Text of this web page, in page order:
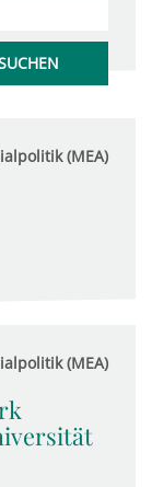
(MEA)
(MEA)